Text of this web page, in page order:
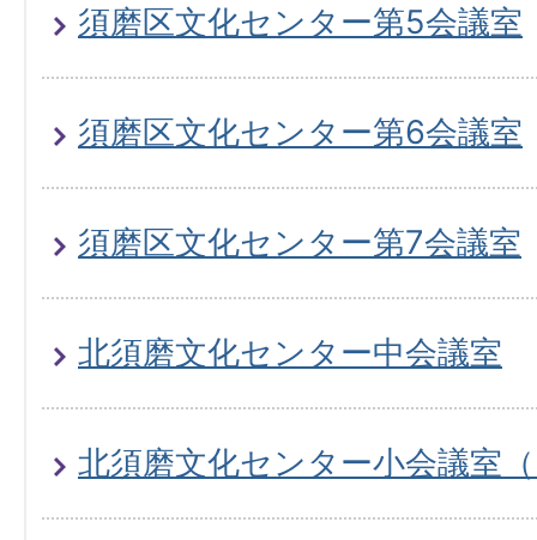
須磨区文化センター第5会議室
須磨区文化センター第6会議室
須磨区文化センター第7会議室
北須磨文化センター中会議室
北須磨文化センター小会議室